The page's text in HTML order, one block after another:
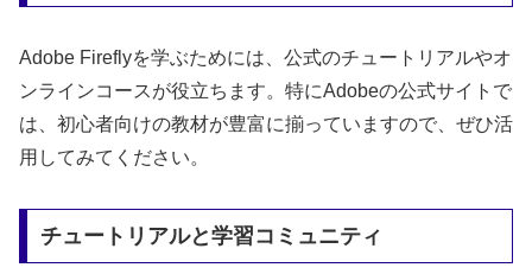
Adobe Fireflyを学ぶためには、公式のチュートリアルやオ
ンラインコースが役立ちます。特にAdobeの公式サイトで
は、初心者向けの教材が豊富に揃っていますので、ぜひ活
用してみてください。
チュートリアルと学習コミュニティ